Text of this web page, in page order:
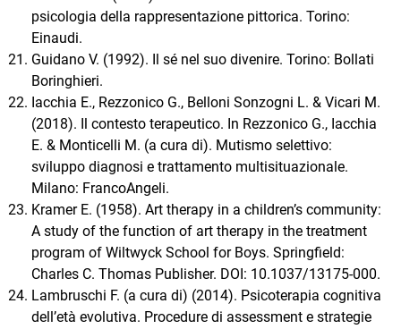
psicologia della rappresentazione pittorica. Torino:
Einaudi.
Guidano V. (1992). Il sé nel suo divenire. Torino: Bollati
Boringhieri.
Iacchia E., Rezzonico G., Belloni Sonzogni L. & Vicari M.
(2018). Il contesto terapeutico. In Rezzonico G., Iacchia
E. & Monticelli M. (a cura di). Mutismo selettivo:
sviluppo diagnosi e trattamento multisituazionale.
Milano: FrancoAngeli.
Kramer E. (1958). Art therapy in a children’s community:
A study of the function of art therapy in the treatment
program of Wiltwyck School for Boys. Springfield:
Charles C. Thomas Publisher. DOI: 10.1037/13175-000.
Lambruschi F. (a cura di) (2014). Psicoterapia cognitiva
dell’età evolutiva. Procedure di assessment e strategie